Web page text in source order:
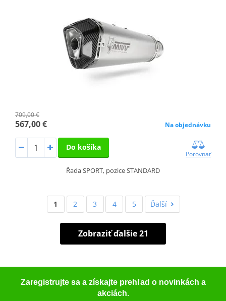
709,00 €
567,00 € Na objednávku
Do košíka
Porovnať
Řada SPORT, pozice STANDARD
1 2 3 4 5 Ďalší
Zobraziť ďalšie 21
Zaregistrujte sa a získajte prehľad o novinkách a
akciách.